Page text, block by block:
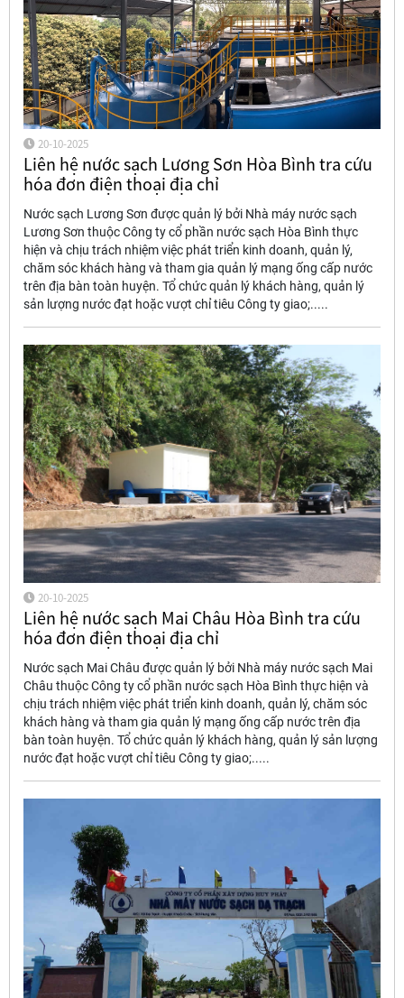
20-10-2025
Liên hệ nước sạch Lương Sơn Hòa Bình tra cứu
hóa đơn điện thoại địa chỉ
Nước sạch Lương Sơn được quản lý bởi Nhà máy nước sạch
Lương Sơn thuộc Công ty cổ phần nước sạch Hòa Bình thực
hiện và chịu trách nhiệm việc phát triển kinh doanh, quản lý,
chăm sóc khách hàng và tham gia quản lý mạng ống cấp nước
trên địa bàn toàn huyện. Tổ chức quản lý khách hàng, quản lý
sản lượng nước đạt hoặc vượt chỉ tiêu Công ty giao;.....
20-10-2025
Liên hệ nước sạch Mai Châu Hòa Bình tra cứu
hóa đơn điện thoại địa chỉ
Nước sạch Mai Châu được quản lý bởi Nhà máy nước sạch Mai
Châu thuộc Công ty cổ phần nước sạch Hòa Bình thực hiện và
chịu trách nhiệm việc phát triển kinh doanh, quản lý, chăm sóc
khách hàng và tham gia quản lý mạng ống cấp nước trên địa
bàn toàn huyện. Tổ chức quản lý khách hàng, quản lý sản lượng
nước đạt hoặc vượt chỉ tiêu Công ty giao;.....